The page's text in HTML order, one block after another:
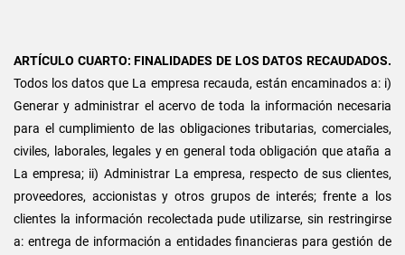
ARTÍCULO CUARTO: FINALIDADES DE LOS DATOS RECAUDADOS.
Todos los datos que La empresa recauda, están encaminados a: i)
Generar y administrar el acervo de toda la información necesaria
para el cumplimiento de las obligaciones tributarias, comerciales,
civiles, laborales, legales y en general toda obligación que ataña a
La empresa; ii) Administrar La empresa, respecto de sus clientes,
proveedores, accionistas y otros grupos de interés; frente a los
clientes la información recolectada pude utilizarse, sin restringirse
a: entrega de información a entidades financieras para gestión de